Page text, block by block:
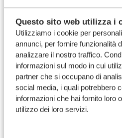
Questo sito web utilizza i
Utilizziamo i cookie per
annunci, per fornire funzionalità
analizzare il nostro traffico.
informazioni sul modo in cui
partner che si occupano di
social media, i quali potrebbero
informazioni che hai fornito loro
utilizzo dei loro servizi.
Quanto devi essere in forma
Il modo più semplice per
domanda è capire che tipo di
questo trekking.
Durante la salita camminerai
tratti ripidi, dai cinque fino a
Uno dei momenti più
è la salita finale verso la